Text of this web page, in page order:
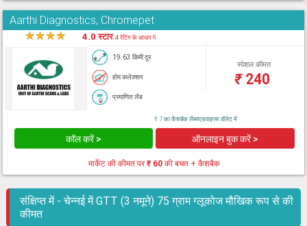
Aarthi Diagnostics, Chromepet
★★★★ 4.0 स्टार4 रेटिंग के आधार पे
19.63 किमी दूर
होम कलेक्शन
प्रमाणित लैब
स्पेशल कीमत
₹240
₹ 7 का कैशबैक लैब्सएडवाइजर वॉलेट में
कॉल करें > ऑनलाइन बुक करें >
मार्केट की कीमत पर₹ 60 की बचत + कैशबैक
संक्षिप्त में - चेन्नई में GTT (3 नमूने) 75 ग्राम ग्लूकोज मौखिक रूप से की
कीमत